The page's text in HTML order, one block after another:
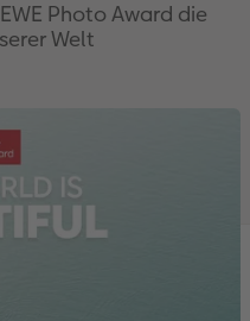
Photo Award die
Welt